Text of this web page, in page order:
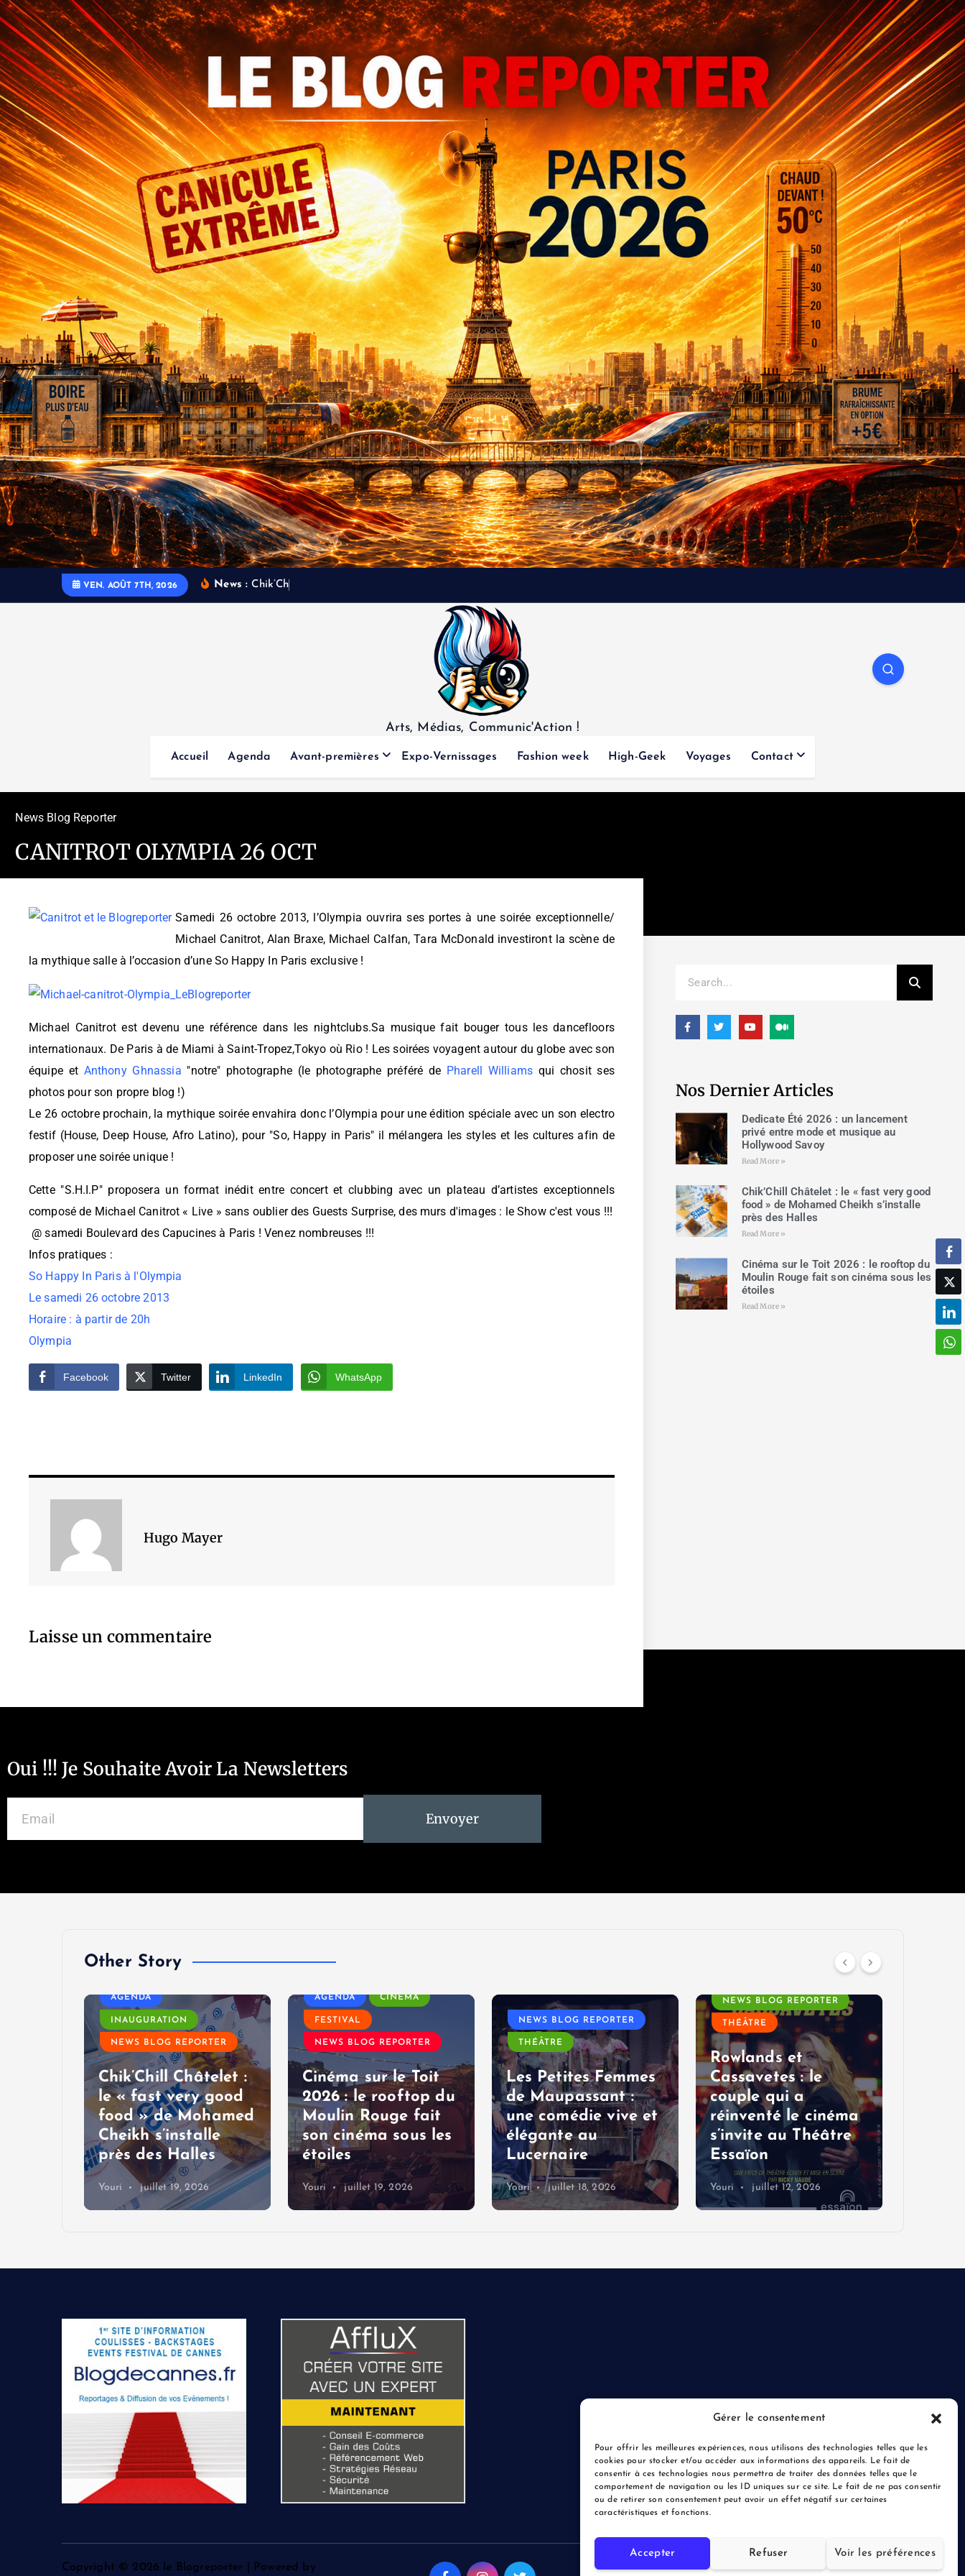
Gérer le consentement
Pour offrir les meilleures expériences, nous utilisons des technologies telles que les
cookies pour stocker et/ou accéder aux informations des appareils. Le fait de
consentir à ces technologies nous permettra de traiter des données telles que le
comportement de navigation ou les ID uniques sur ce site. Le fait de ne pas consentir
ou de retirer son consentement peut avoir un effet négatif sur certaines
caractéristiques et fonctions.
Accepter Refuser Voir les préférences
VEN. AOÛT 7TH, 2026 News : Chik’Ch
Arts, Médias, Communic'Action !
Accueil Agenda Avant-premières Expo-Vernissages Fashion week High-Geek Voyages Contact
News Blog Reporter
CANITROT OLYMPIA 26 OCT
Samedi 26 octobre 2013, l’Olympia ouvrira ses portes à une soirée exceptionnelle/
Michael Canitrot, Alan Braxe, Michael Calfan, Tara McDonald investiront la scène de
la mythique salle à l’occasion d’une So Happy In Paris exclusive !
Michael Canitrot est devenu une référence dans les nightclubs.Sa musique fait bouger tous les dancefloors
internationaux. De Paris à de Miami à Saint-Tropez,Tokyo où Rio ! Les soirées voyagent autour du globe avec son
équipe et Anthony Ghnassia "notre" photographe (le photographe préféré de Pharell Williams qui chosit ses
photos pour son propre blog !)
Le 26 octobre prochain, la mythique soirée envahira donc l’Olympia pour une édition spéciale avec un son electro
festif (House, Deep House, Afro Latino), pour "So, Happy in Paris" il mélangera les styles et les cultures afin de
proposer une soirée unique !
Cette "S.H.I.P" proposera un format inédit entre concert et clubbing avec un plateau d’artistes exceptionnels
composé de Michael Canitrot « Live » sans oublier des Guests Surprise, des murs d'images : le Show c'est vous !!!
@ samedi Boulevard des Capucines à Paris ! Venez nombreuses !!!
Infos pratiques :
So Happy In Paris à l'Olympia
Le samedi 26 octobre 2013
Horaire : à partir de 20h
Olympia
Facebook Twitter LinkedIn WhatsApp
Hugo Mayer
Laisse un commentaire
Nos Dernier Articles
Dedicate Été 2026 : un lancement
privé entre mode et musique au
Hollywood Savoy
Read More »
Chik’Chill Châtelet : le « fast very good
food » de Mohamed Cheikh s’installe
près des Halles
Read More »
Cinéma sur le Toit 2026 : le rooftop du
Moulin Rouge fait son cinéma sous les
étoiles
Read More »
Oui !!! Je Souhaite Avoir La Newsletters
Envoyer
Other Story
AGENDA
INAUGURATION
NEWS BLOG REPORTER
Chik’Chill Châtelet :
le « fast very good
food » de Mohamed
Cheikh s’installe
près des Halles
Youri juillet 19, 2026
AGENDA CINÉMA
FESTIVAL
NEWS BLOG REPORTER
Cinéma sur le Toit
2026 : le rooftop du
Moulin Rouge fait
son cinéma sous les
étoiles
Youri juillet 19, 2026
NEWS BLOG REPORTER
THÉÂTRE
Les Petites Femmes
de Maupassant :
une comédie vive et
élégante au
Lucernaire
Youri juillet 18, 2026
NEWS BLOG REPORTER
THÉÂTRE
Rowlands et
Cassavetes : le
couple qui a
réinventé le cinéma
s’invite au Théâtre
Essaïon
Youri juillet 12, 2026
Copyright © 2026 le Blogreporter | Powered by